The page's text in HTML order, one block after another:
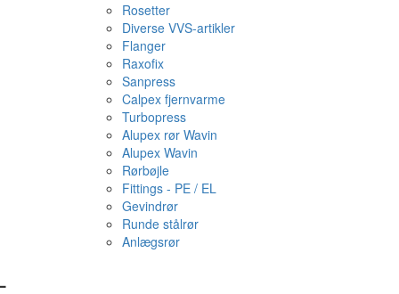
Rosetter
Diverse VVS-artikler
Flanger
Raxofix
Sanpress
Calpex fjernvarme
Turbopress
Alupex rør Wavin
Alupex Wavin
Rørbøjle
Fittings - PE / EL
Gevindrør
Runde stålrør
Anlægsrør